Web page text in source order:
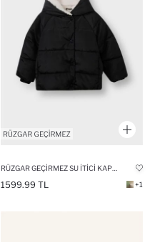
1599.99 TL +1